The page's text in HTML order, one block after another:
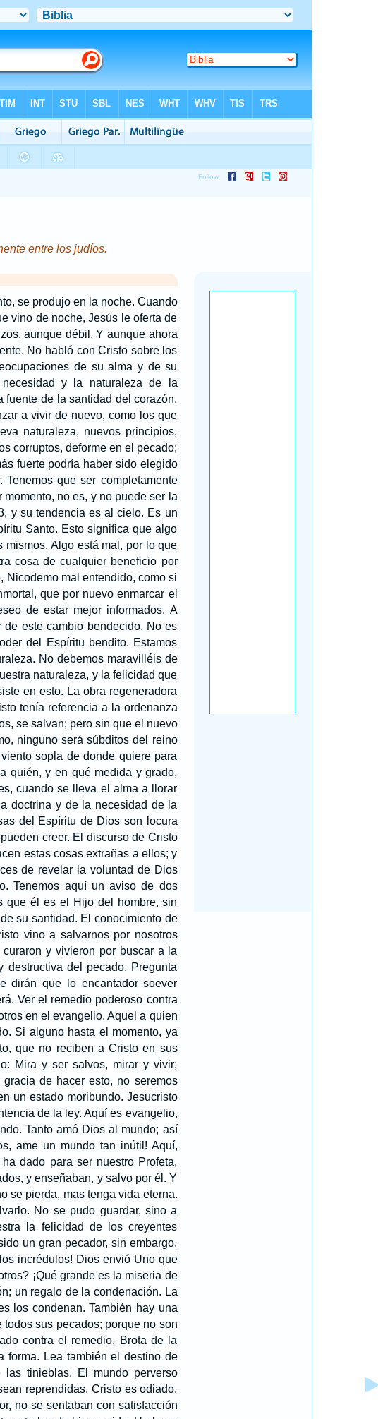
entre los judíos.
se produjo en la noche. Cuando
vino de noche, Jesús le oferta de
aunque débil. Y aunque ahora
No habló con Cristo sobre los
de su alma y de su
y la naturaleza de la
de la santidad del corazón.
a vivir de nuevo, como los que
naturaleza, nuevos principios,
corruptos, deforme en el pecado;
fuerte podría haber sido elegido
que ser completamente
no es, y no puede ser la
y su tendencia es al cielo. Es un
Santo. Esto significa que algo
mismos. Algo está mal, por lo que
cosa de cualquier beneficio por
Nicodemo mal entendido, como si
que por nuevo enmarcar el
de estar mejor informados. A
este cambio bendecido. No es
del Espíritu bendito. Estamos
No debemos maravilléis de
naturaleza, y la felicidad que
en esto. La obra regeneradora
tenía referencia a la ordenanza
se salvan; pero sin que el nuevo
ninguno será súbditos del reino
sopla de donde quiere para
quién, y en qué medida y grado,
cuando se lleva el alma a llorar
doctrina y de la necesidad de la
del Espíritu de Dios son locura
creer. El discurso de Cristo
estas cosas extrañas a ellos; y
de revelar la voluntad de Dios
Tenemos aquí un aviso de dos
que él es el Hijo del hombre, sin
su santidad. El conocimiento de
vino a salvarnos por nosotros
y vivieron por buscar a la
del pecado. Pregunta
dirán que lo encantador soever
Ver el remedio poderoso contra
en el evangelio. Aquel a quien
Si alguno hasta el momento, ya
que no reciben a Cristo en sus
Mira y ser salvos, mirar y vivir;
de hacer esto, no seremos
un estado moribundo. Jesucristo
de la ley. Aquí es evangelio,
Tanto amó Dios al mundo; así
ame un mundo tan inútil! Aquí,
dado para ser nuestro Profeta,
y enseñaban, y salvo por él. Y
se pierda, mas tenga vida eterna.
No se pudo guardar, sino a
la felicidad de los creyentes
un gran pecador, sin embargo,
incrédulos! Dios envió Uno que
¡Qué grande es la miseria de
un regalo de la condenación. La
los condenan. También hay una
sus pecados; porque no son
contra el remedio. Brota de la
forma. Lea también el destino de
tinieblas. El mundo perverso
reprendidas. Cristo es odiado,
no se sentaban con satisfacción